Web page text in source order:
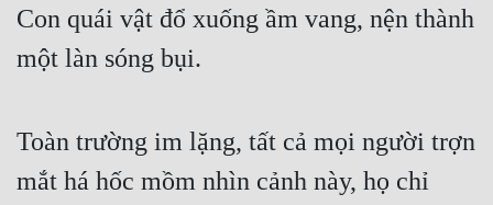
Cổ Đại
Du Hí
Dị Giới
Dị Năng
Con quái vật đổ xuống ầm vang, nện thành
một làn sóng bụi.
Toàn trường im lặng, tất cả mọi người trợn
mắt há hốc mồm nhìn cảnh này, họ chỉ